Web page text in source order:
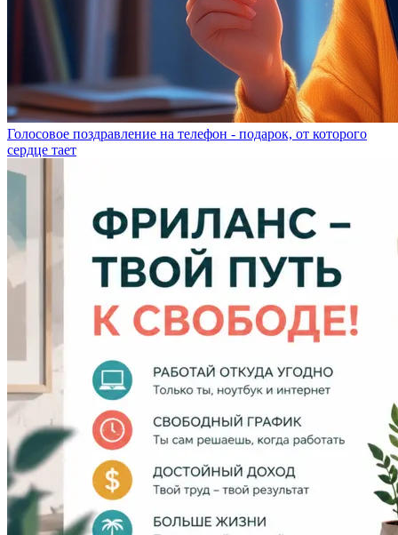
Голосовое поздравление на телефон - подарок, от которого
сердце тает